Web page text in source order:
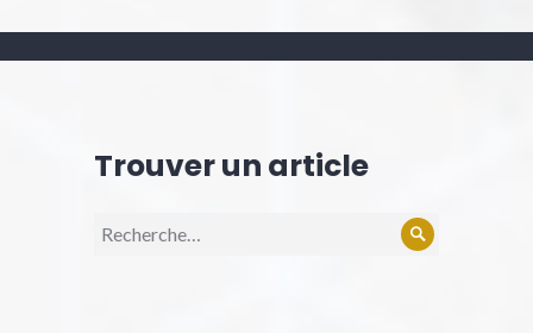
Trouver un article
Recherche
Rechercher